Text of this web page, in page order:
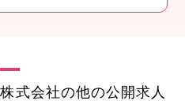
式会社の他の公開求人